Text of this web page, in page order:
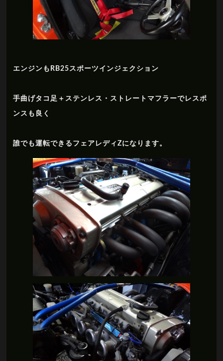
エンジンもRB25スポーツインジェクション
手曲げタコ足＋ステンレス・ストレートマフラーでレスポ
ンスも良く
誰でも運転できるフェアレディZになります。